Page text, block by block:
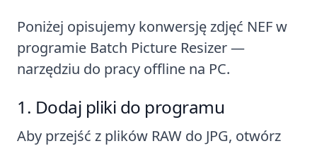
Poniżej opisujemy konwersję zdjęć NEF w
programie Batch Picture Resizer —
narzędziu do pracy offline na PC.
Dodaj pliki do programu
Aby przejść z plików RAW do JPG, otwórz